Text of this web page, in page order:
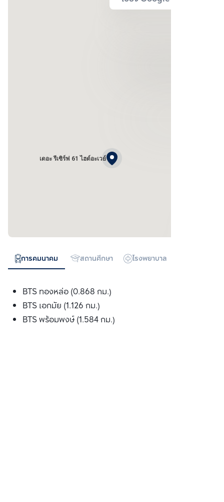
เดอะ รีเซิร์ฟ 61 ไฮด์อะเวย์
การคมนาคม สถานศึกษา โรงพยาบาล
BTS ทองหล่อ (0.868 กม.)
BTS เอกมัย (1.126 กม.)
BTS พร้อมพงษ์ (1.584 กม.)